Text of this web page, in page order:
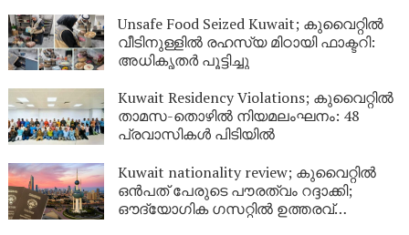
Unsafe Food Seized Kuwait; കുവൈറ്റിൽ
വീടിനുള്ളിൽ രഹസ്യ മിഠായി ഫാക്ടറി:
അധികൃതർ പൂട്ടിച്ചു
Kuwait Residency Violations; കുവൈറ്റിൽ
താമസ-തൊഴിൽ നിയമലംഘനം: 48
പ്രവാസികൾ പിടിയിൽ
Kuwait nationality review; കുവൈറ്റിൽ
ഒൻപത് പേരുടെ പൗരത്വം റദ്ദാക്കി;
ഔദ്യോഗിക ഗസറ്റിൽ ഉത്തരവ്